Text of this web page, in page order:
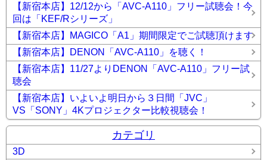
【新宿本店】12/12から「AVC-A110」フリー試聴会！今
回は「KEF/Rシリーズ」
【新宿本店】MAGICO「A1」期間限定でご試聴頂けます
【新宿本店】DENON「AVC-A110」を聴く！
【新宿本店】11/27よりDENON「AVC-A110」フリー試
聴会
【新宿本店】いよいよ明日から３日間「JVC」
VS「SONY」4Kプロジェクター比較視聴会！
カテゴリ
3D